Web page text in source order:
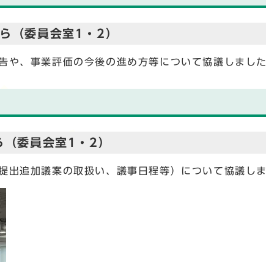
（委員会室1・2）
、事業評価の今後の進め方等について協議しました
委員会室1・2）
追加議案の取扱い、議事日程等）について協議しま